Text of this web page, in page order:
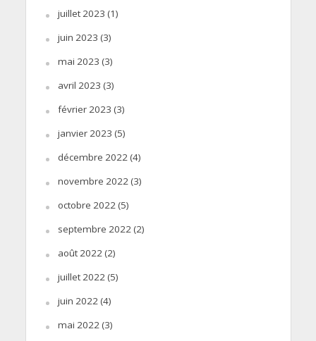
juillet 2023 (1)
juin 2023 (3)
mai 2023 (3)
avril 2023 (3)
février 2023 (3)
janvier 2023 (5)
décembre 2022(4)
novembre 2022(3)
octobre 2022(5)
septembre 2022(2)
août 2022(2)
juillet 2022(5)
juin 2022(4)
mai 2022(3)